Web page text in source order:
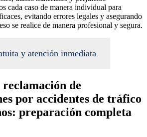
cada caso de manera individual para
evitando errores legales y asegurando
se realice de manera profesional y segura.
y atención inmediata
de
por accidentes de tráfico
preparación completa